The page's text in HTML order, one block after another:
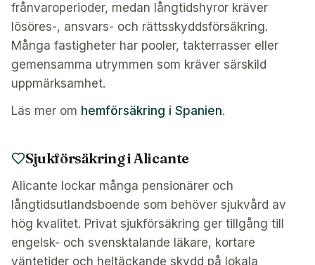
frånvaroperioder, medan långtidshyror kräver
lösöres-, ansvars- och rättsskyddsförsäkring.
Många fastigheter har pooler, takterrasser eller
gemensamma utrymmen som kräver särskild
uppmärksamhet.
Läs mer om hemförsäkring i Spanien.
Sjukförsäkring i Alicante
Alicante lockar många pensionärer och
långtidsutlandsboende som behöver sjukvård av
hög kvalitet. Privat sjukförsäkring ger tillgång till
engelsk- och svensktalande läkare, kortare
väntetider och heltäckande skydd på lokala